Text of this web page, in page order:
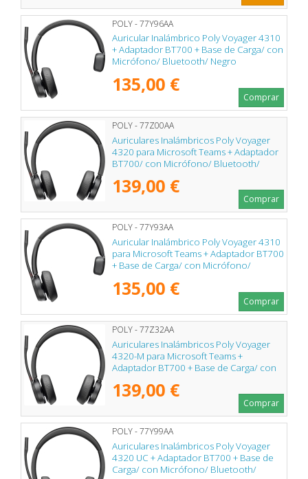
POLY - 77Y96AA
Auricular Inalámbrico Poly Voyager 4310
+ Adaptador BT700 + Base de Carga/ con
Micrófono/ Bluetooth/ Negro
135,00 €
Comprar
POLY - 77Z00AA
Auriculares Inalámbricos Poly Voyager
4320 para Microsoft Teams + Adaptador
BT700/ con Micrófono/ Bluetooth/
139,00 €
Comprar
POLY - 77Y93AA
Auricular Inalámbrico Poly Voyager 4310
para Microsoft Teams + Adaptador BT700
+ Base de Carga/ con Micrófono/
135,00 €
Comprar
POLY - 77Z32AA
Auriculares Inalámbricos Poly Voyager
4320-M para Microsoft Teams +
Adaptador BT700 + Base de Carga/ con
139,00 €
Comprar
POLY - 77Y99AA
Auriculares Inalámbricos Poly Voyager
4320 UC + Adaptador BT700 + Base de
Carga/ con Micrófono/ Bluetooth/